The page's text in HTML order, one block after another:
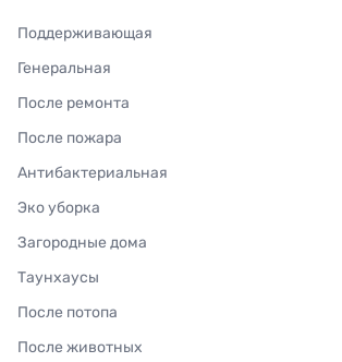
Поддерживающая
Генеральная
После ремонта
После пожара
Антибактериальная
Эко уборка
Загородные дома
Таунхаусы
После потопа
После животных